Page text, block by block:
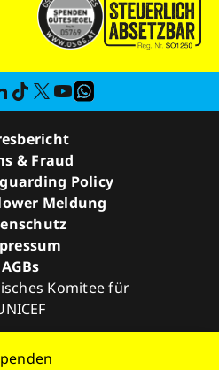
Komitee für
& Fraud
Policy
Meldung
AGBs